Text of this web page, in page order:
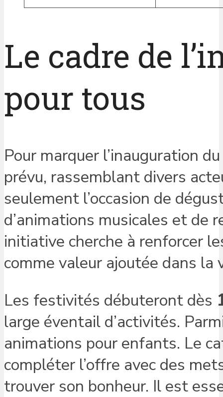
Le cadre de
pour tous
Pour marquer l’inauguration
prévu, rassemblant divers
seulement l’occasion de
d’animations musicales et de
initiative cherche à renforcer
comme valeur ajoutée dans la
Les festivités débuteront dès
large éventail d’activités.
animations pour enfants. Le
compléter l’offre avec des
trouver son bonheur. Il est